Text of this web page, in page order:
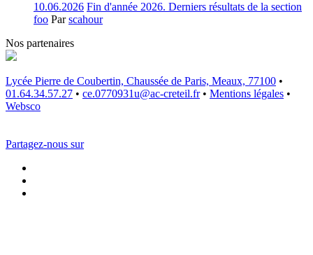
10.06.2026 Fin d'année 2026. Derniers résultats de la section
foo Parscahour
Nos partenaires
Lycée Pierre de Coubertin, Chaussée de Paris, Meaux, 77100 •
01.64.34.57.27 • ce.0770931u@ac-creteil.fr • Mentions légales •
Websco
Partagez-nous sur